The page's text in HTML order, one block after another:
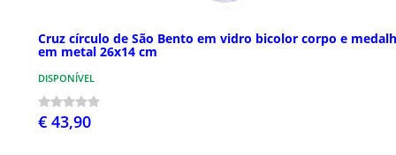
Cruz círculo de São Bento em vidro bicolor corpo e
em metal 26x14 cm
DISPONÍVEL
€ 43,90